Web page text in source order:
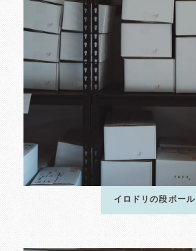
イロドリの段ボール